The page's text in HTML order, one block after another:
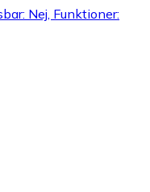
Nej, Funktioner: